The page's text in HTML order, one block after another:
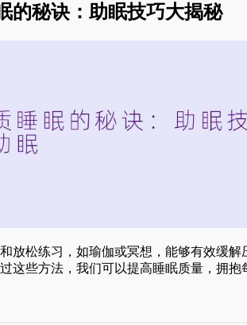
的秘诀：助眠技巧大揭秘
放松练习，如瑜伽或冥想，能够有效缓解
这些方法，我们可以提高睡眠质量，拥抱